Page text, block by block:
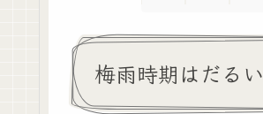
梅雨時期はだるい